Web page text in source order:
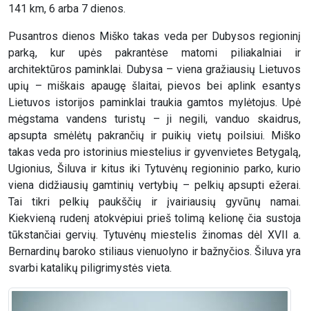
141 km, 6 arba 7 dienos.
Pusantros dienos Miško takas veda per Dubysos regioninį
parką, kur upės pakrantėse matomi piliakalniai ir
architektūros paminklai. Dubysa – viena gražiausių Lietuvos
upių – miškais apaugę šlaitai, pievos bei aplink esantys
Lietuvos istorijos paminklai traukia gamtos mylėtojus. Upė
mėgstama vandens turistų – ji negili, vanduo skaidrus,
apsupta smėlėtų pakrančių ir puikių vietų poilsiui. Miško
takas veda pro istorinius miestelius ir gyvenvietes Betygalą,
Ugionius, Šiluva ir kitus iki Tytuvėnų regioninio parko, kurio
viena didžiausių gamtinių vertybių – pelkių apsupti ežerai.
Tai tikri pelkių paukščių ir įvairiausių gyvūnų namai.
Kiekvieną rudenį atokvėpiui prieš tolimą kelionę čia sustoja
tūkstančiai gervių. Tytuvėnų miestelis žinomas dėl XVII a.
Bernardinų baroko stiliaus vienuolyno ir bažnyčios. Šiluva yra
svarbi katalikų piligrimystės vieta.